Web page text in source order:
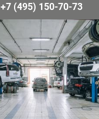
+7 (495) 150-70-73